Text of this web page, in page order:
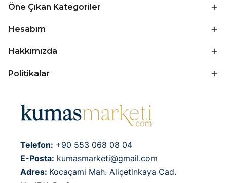
Öne Çıkan Kategoriler
Hesabım
Hakkımızda
Politikalar
Telefon: +90 553 068 08 04
E-Posta: kumasmarketi@gmail.com
Adres: Kocaçami Mah. Aliçetinkaya Cad.